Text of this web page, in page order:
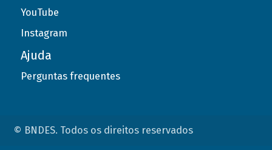
YouTube
Instagram
Ajuda
Perguntas frequentes
© BNDES. Todos os direitos reservados